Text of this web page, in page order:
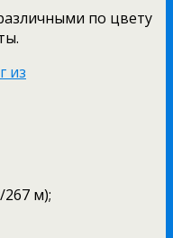
по цвету
267 м);